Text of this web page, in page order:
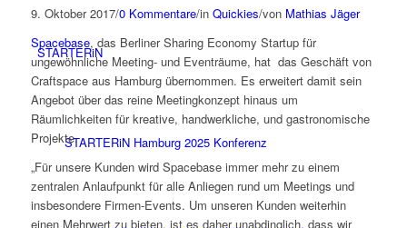
STARTERiN
STARTERiN Hamburg 2025 Konferenz
9. Oktober 2017/0 Kommentare/in Quickies/von Mathias Jäger
Spacebase, das Berliner Sharing Economy Startup für
ungewöhnliche Meeting- und Eventräume, hat das Geschäft von
Craftspace aus Hamburg übernommen. Es erweitert damit sein
Angebot über das reine Meetingkonzept hinaus um
Räumlichkeiten für kreative, handwerkliche, und gastronomische
Projekte.
„Für unsere Kunden wird Spacebase immer mehr zu einem
zentralen Anlaufpunkt für alle Anliegen rund um Meetings und
insbesondere Firmen-Events. Um unseren Kunden weiterhin
einen Mehrwert zu bieten, ist es daher unabdinglich, dass wir